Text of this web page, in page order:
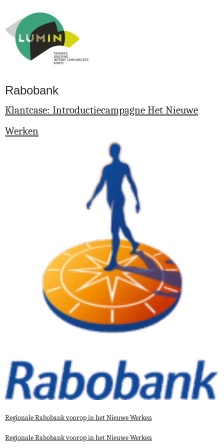
Rabobank
Klantcase: Introductiecampagne Het Nieuwe
Werken
Regionale Rabobank voorop in het Nieuwe Werken
Regionale Rabobank voorop in het Nieuwe Werken